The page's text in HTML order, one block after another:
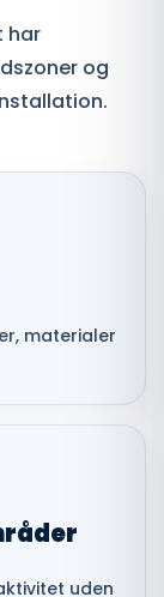
har
og
materialer
uden